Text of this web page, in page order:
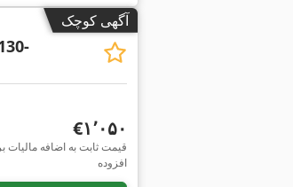
آگهی کوچک
‎€۱٬۰۵۰
قیمت ثابت به اضافه مالیات
افزوده